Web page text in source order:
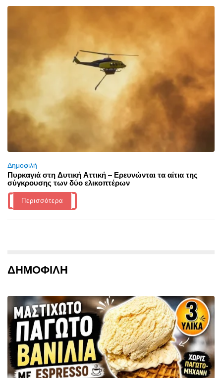
Δημοφιλή
Πυρκαγιά στη Δυτική Αττική – Ερευνώνται τα αίτια της
σύγκρουσης των δύο ελικοπτέρων
Περισσότερα
ΔΗΜΟΦΙΛΗ